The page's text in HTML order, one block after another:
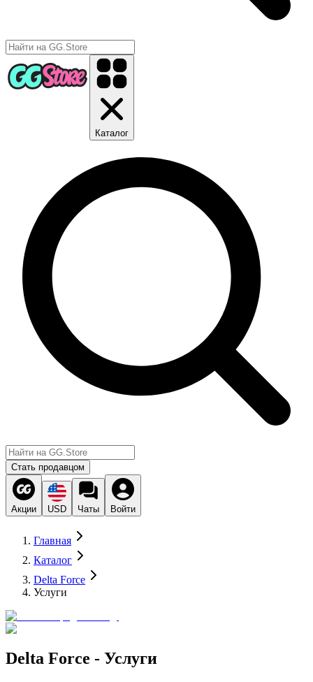
Каталог
Стать продавцом
Акции USD Чаты Войти
Главная
Каталог
Delta Force
Услуги
Delta Force - Услуги